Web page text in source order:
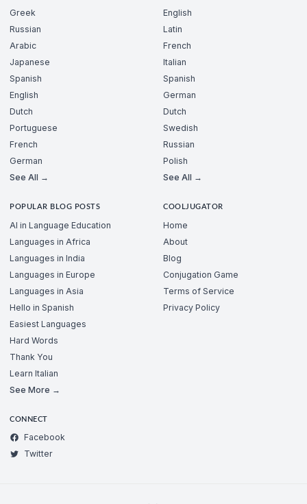
Greek
Russian
Arabic
Japanese
Spanish
English
Dutch
Portuguese
French
German
See All →
English
Latin
French
Italian
Spanish
German
Dutch
Swedish
Russian
Polish
See All →
POPULAR BLOG POSTS
AI in Language Education
Languages in Africa
Languages in India
Languages in Europe
Languages in Asia
Hello in Spanish
Easiest Languages
Hard Words
Thank You
Learn Italian
See More →
COOLJUGATOR
Home
About
Blog
Conjugation Game
Terms of Service
Privacy Policy
CONNECT
Facebook
Twitter